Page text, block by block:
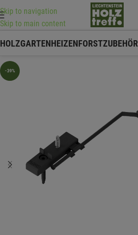
Skip to navigation
Skip to main content
HOLZGARTENHEIZENFORSTZUBEHÖR
-39%